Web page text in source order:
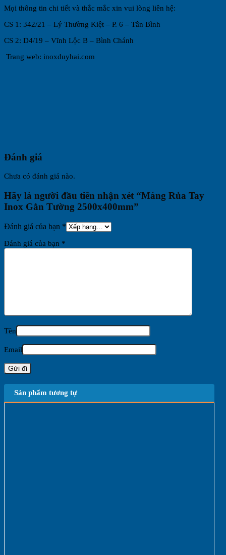
Mọi thông tin chi tiết và thắc mắc xin vui lòng liên hệ:
CS 1: 342/21 – Lý Thường Kiệt – P. 6 – Tân Bình
CS 2: D4/19 – Vĩnh Lộc B – Bình Chánh
Trang web: inoxduyhai.com
Đánh giá
Chưa có đánh giá nào.
Hãy là người đầu tiên nhận xét “Máng Rủa Tay
Inox Gắn Tường 2500x400mm”
Đánh giá của bạn *
Đánh giá của bạn *
Tên
Email
Sản phẩm tương tự